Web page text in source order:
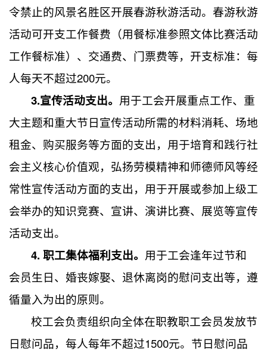
令禁止的风景名胜区开展春游秋游活动。春游秋游
活动可开支工作餐费（用餐标准参照文体比赛活动
工作餐标准）、交通费、门票费等，开支标准：每
人每天不超过200元。
3.宣传活动支出。 用于工会开展重点工作、重
大主题和重大节日宣传活动所需的材料消耗、场地
租金、购买服务等方面的支出，用于培育和践行社
会主义核心价值观，弘扬劳模精神和师德师风等经
常性宣传活动方面的支出，用于开展或参加上级工
会举办的知识竞赛、宣讲、演讲比赛、展览等宣传
活动支出。
4. 职工集体福利支出。 用于工会逢年过节和
会员生日、婚丧嫁娶、退休离岗的慰问支出等，遵
循量入为出的原则。
校工会负责组织向全体在职教职工会员发放节
日慰问品，每人每年不超过1500元。节日慰问品